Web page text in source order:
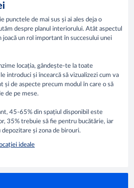
punctele de mai sus și ai ales deja o
despre planul interiorului. Atât aspectul
joacă un rol important în succesului unei
locația, gândește-te la toate
introduci și încearcă să vizualizezi cum va
și de aspecte precum modul în care o să
de pe mese.
45-65% din spațiul disponibil este
35% trebuie să fie pentru bucătărie, iar
și zona de birouri.
ideale